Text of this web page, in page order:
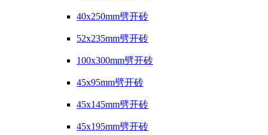
40x250mm劈开砖
52x235mm劈开砖
100x300mm劈开砖
45x95mm劈开砖
45x145mm劈开砖
45x195mm劈开砖